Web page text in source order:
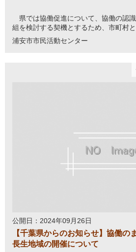
県では協働促進について、協働の認
組を検討する契機とするため、市町村
浦安市市民活動センター
公開日：2024年09月26日
【千葉県からのお知らせ】協働の
長生地域の開催について